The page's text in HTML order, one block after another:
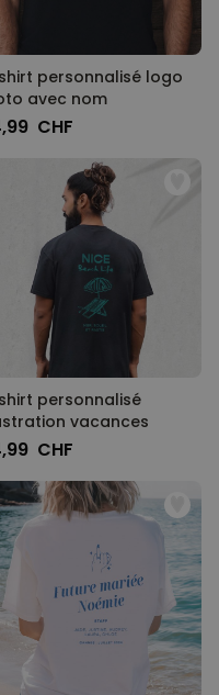
personnalisé logo
avec nom
CHF
personnalisé
vacances
CHF